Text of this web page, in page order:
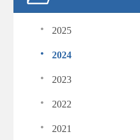
· 2025
· 2024
· 2023
· 2022
· 2021